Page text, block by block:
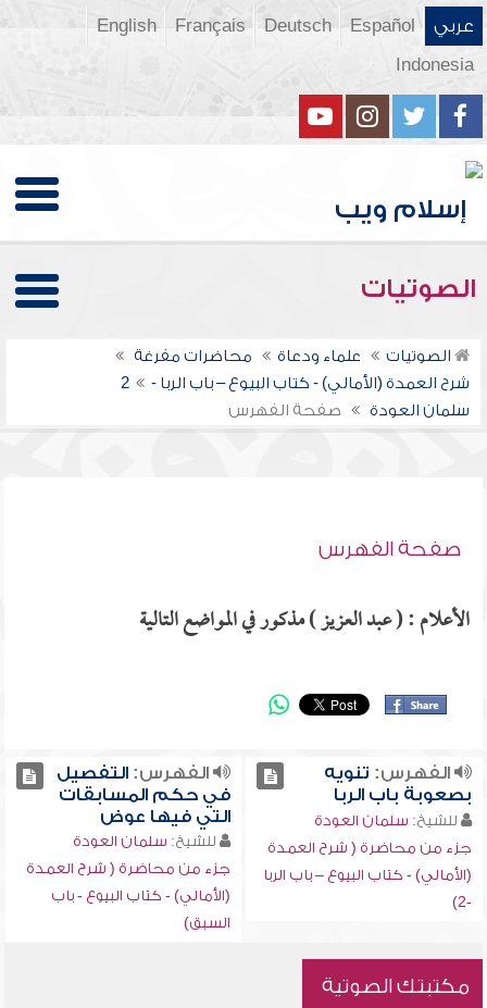
عربي Español
Deutsch
Français
English
Indonesia
الصوتيات
الصوتيات علماء ودعاة
محاضرات مفرغة
شرح العمدة (الأمالي) - كتاب البيوع – باب الربا -2
سلمان العودة
صفحة الفهرس
صفحة الفهرس
الأعلام : ( عبد العزيز ) مذكور في المواضع التالية
الفهرس: تنويه
بصعوبة باب الربا
للشيخ: سلمان العودة
جزء من محاضرة ( شرح العمدة
(الأمالي) - كتاب البيوع – باب الربا
-2)
الفهرس:التفصيل
في حكم المسابقات
التي فيها عوض
للشيخ: سلمان العودة
جزء من محاضرة ( شرح العمدة
(الأمالي) - كتاب البيوع - باب
السبق)
مكتبتك الصوتية